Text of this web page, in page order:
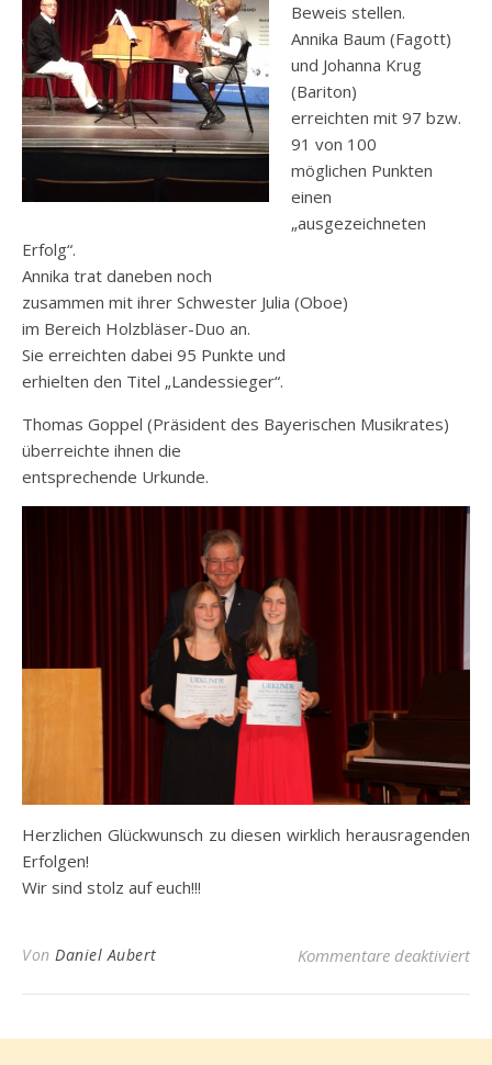
Beweis stellen.
Annika Baum (Fagott)
und Johanna Krug
(Bariton)
erreichten mit 97 bzw.
91 von 100
möglichen Punkten
einen
„ausgezeichneten
Erfolg“.
Annika trat daneben noch
zusammen mit ihrer Schwester Julia (Oboe)
im Bereich Holzbläser-Duo an.
Sie erreichten dabei 95 Punkte und
erhielten den Titel „Landessieger“.
Thomas Goppel (Präsident des Bayerischen Musikrates)
überreichte ihnen die
entsprechende Urkunde.
Herzlichen Glückwunsch zu diesen wirklich herausragenden
Erfolgen!
Wir sind stolz auf euch!!!
Von Daniel Aubert Kommentare deaktiviertfür